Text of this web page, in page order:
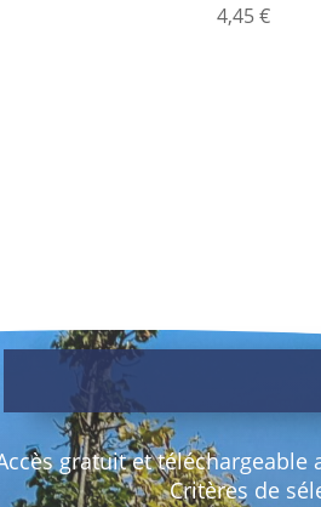
4,45€
gratuit et
Critères de